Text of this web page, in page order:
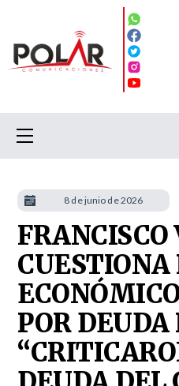
CUESTIONA
POR
8 de junio de 2026